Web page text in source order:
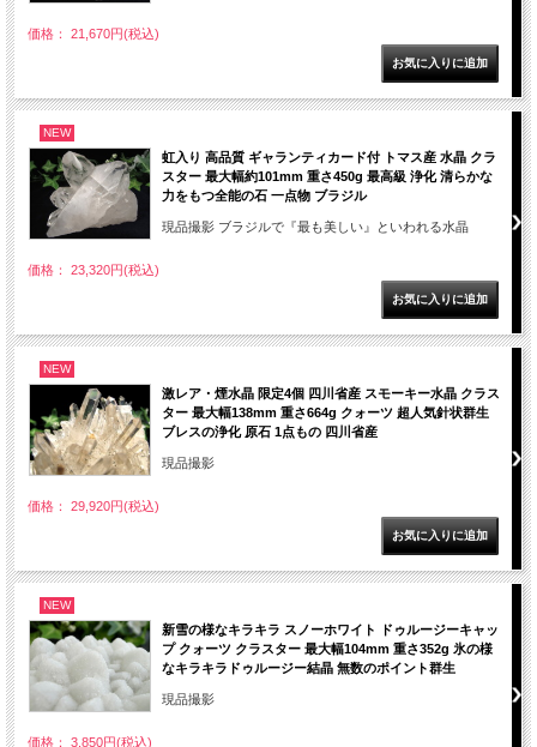
価格： 21,670円(税込)
NEW
虹入り 高品質 ギャランティカード付 トマス産 水晶 クラ
スター 最大幅約101mm 重さ450g 最高級 浄化 清らかな
力をもつ全能の石 一点物 ブラジル
現品撮影 ブラジルで『最も美しい』といわれる水晶
価格： 23,320円(税込)
NEW
激レア・煙水晶 限定4個 四川省産 スモーキー水晶 クラス
ター 最大幅138mm 重さ664g クォーツ 超人気針状群生
ブレスの浄化 原石 1点もの 四川省産
現品撮影
価格： 29,920円(税込)
NEW
新雪の様なキラキラ スノーホワイト ドゥルージーキャッ
プ クォーツ クラスター 最大幅104mm 重さ352g 氷の様
なキラキラドゥルージー結晶 無数のポイント群生
現品撮影
価格： 3,850円(税込)